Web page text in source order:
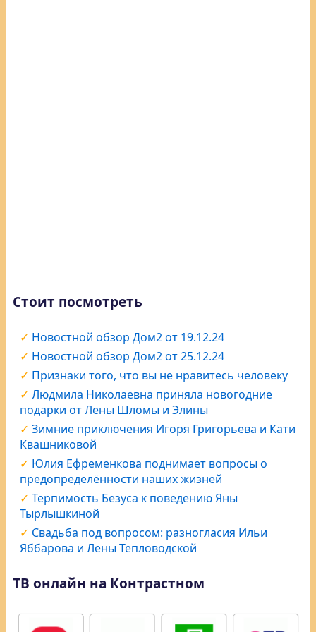
Стоит посмотреть
Новостной обзор Дом2 от 19.12.24
Новостной обзор Дом2 от 25.12.24
Признаки того, что вы не нравитесь человеку
Людмила Николаевна приняла новогодние
подарки от Лены Шломы и Элины
Зимние приключения Игоря Григорьева и Кати
Квашниковой
Юлия Ефременкова поднимает вопросы о
предопределённости наших жизней
Терпимость Безуса к поведению Яны
Тырлышкиной
Свадьба под вопросом: разногласия Ильи
Яббарова и Лены Тепловодской
ТВ онлайн на Контрастном